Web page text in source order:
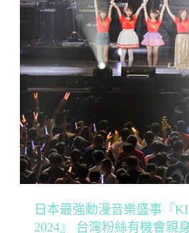
日本最強動漫音樂盛事『
2024』 台灣粉絲有機會親